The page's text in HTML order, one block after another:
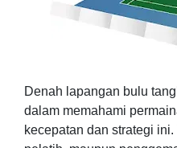
Denah lapangan bulu
dalam memahami
kecepatan dan strategi